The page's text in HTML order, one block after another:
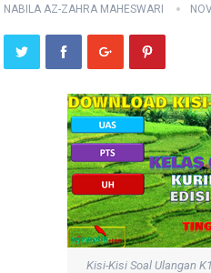
NABILA AZ-ZAHRA MAHESWARI
Kisi-Kisi Soal Ulangan